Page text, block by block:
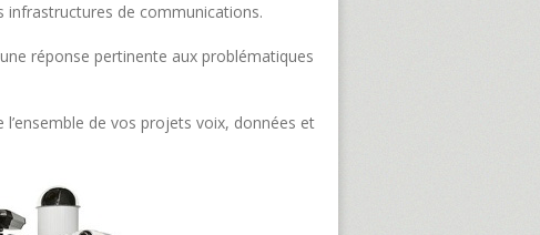
infrastructures de communications.
réponse pertinente aux problématiques
l’ensemble de vos projets voix, données et